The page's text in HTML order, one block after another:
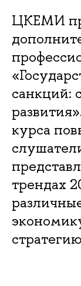
ЦКЕМИ
санкций:
курса
трендах